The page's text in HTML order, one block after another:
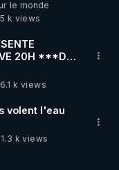
2001
le monde
k views
***DU
EST EN
6.1 k views
volent l'eau
1.3 k views